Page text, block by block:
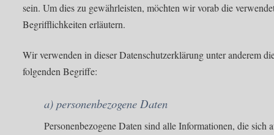
sein. Um dies zu gewährleisten, möchten wir vorab die
Begrifflichkeiten erläutern.
Wir verwenden in dieser Datenschutzerklärung unter anderem
folgenden Begriffe:
a) personenbezogene Daten
Personenbezogene Daten sind alle Informationen, die sich